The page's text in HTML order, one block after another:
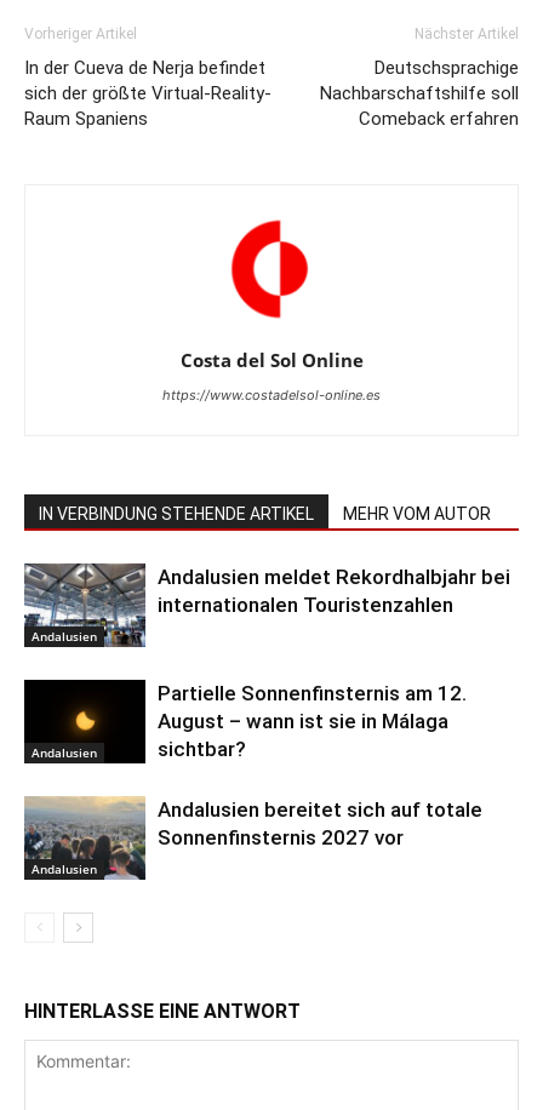
Vorheriger Artikel
In der Cueva de Nerja befindet
sich der größte Virtual-Reality-
Raum Spaniens
Nächster Artikel
Deutschsprachige
Nachbarschaftshilfe soll
Comeback erfahren
Costa del Sol Online
https://www.costadelsol-online.es
IN VERBINDUNG STEHENDE ARTIKEL MEHR VOM AUTOR
Andalusien
Andalusien meldet Rekordhalbjahr bei
internationalen Touristenzahlen
Andalusien
Partielle Sonnenfinsternis am 12.
August – wann ist sie in Málaga
sichtbar?
Andalusien
Andalusien bereitet sich auf totale
Sonnenfinsternis 2027 vor
HINTERLASSE EINE ANTWORT